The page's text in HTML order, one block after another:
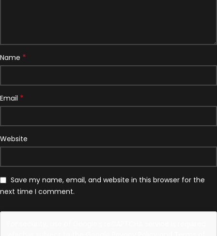
Name *
Email *
Website
Save my name, email, and website in this browser for the
next time I comment.